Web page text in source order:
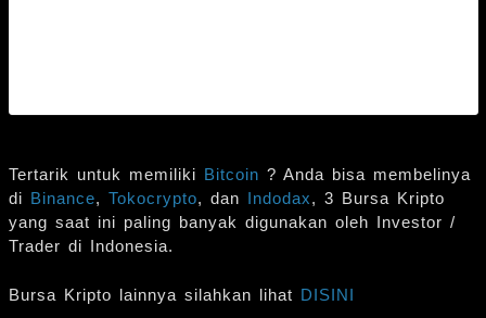
Tertarik untuk memiliki Bitcoin ? Anda bisa membelinya
di Binance, Tokocrypto, dan Indodax, 3 Bursa Kripto
yang saat ini paling banyak digunakan oleh Investor /
Trader di Indonesia.
Bursa Kripto lainnya silahkan lihat DISINI